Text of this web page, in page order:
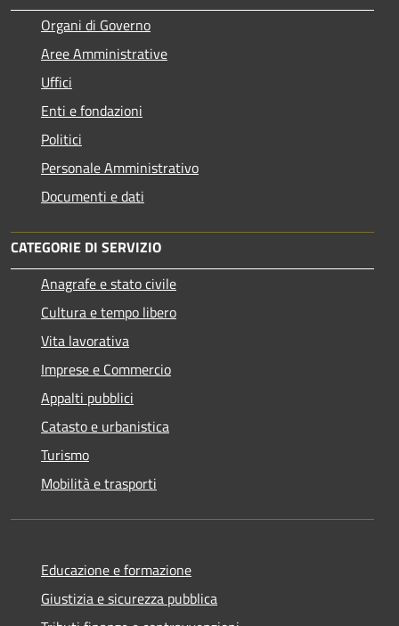
Organi di Governo
Aree Amministrative
Uffici
Enti e fondazioni
Politici
Personale Amministrativo
Documenti e dati
CATEGORIE DI SERVIZIO
Anagrafe e stato civile
Cultura e tempo libero
Vita lavorativa
Imprese e Commercio
Appalti pubblici
Catasto e urbanistica
Turismo
Mobilità e trasporti
Educazione e formazione
Giustizia e sicurezza pubblica